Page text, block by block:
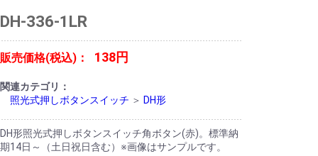
DH-336-1LR
販売価格(税込)： 138円
関連カテゴリ：
照光式押しボタンスイッチ ＞ DH形
DH形照光式押しボタンスイッチ角ボタン(赤)。標準納
期14日～（土日祝日含む）※画像はサンプルです。